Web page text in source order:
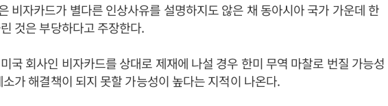
비자카드가 별다른 인상사유를 설명하지도 않은 채 동아시아 국가 가운데 한
것은 부당하다고 주장한다.
국 회사인 비자카드를 상대로 제재에 나설 경우 한미 무역 마찰로 번질 가능성
가 해결책이 되지 못할 가능성이 높다는 지적이 나온다.